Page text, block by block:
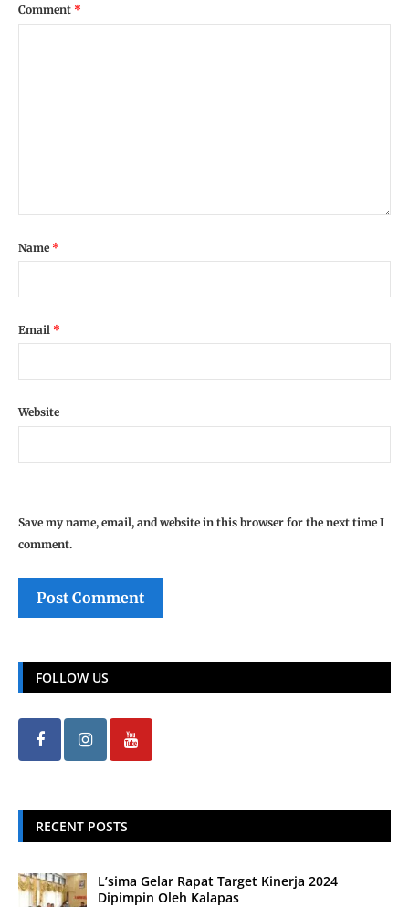
Comment *
Name *
Email *
Website
Save my name, email, and website in this browser for the next time I
comment.
FOLLOW US
RECENT POSTS
L’sima Gelar Rapat Target Kinerja 2024
Dipimpin Oleh Kalapas